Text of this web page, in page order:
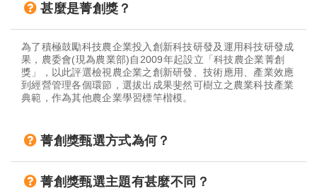
甚麼是菁創獎？
為了積極鼓勵科技農企業投入創新科技研發及運用科技研發成
果，農委會(現為農業部)自2009年起設立「科技農企業菁創
獎」，以此評選檢視農企業之創新研發、技術應用、產業效應
到經營管理各個環節，選拔出成果斐然可樹立之農業科技產業
典範，作為其他農企業學習標竿楷模。
菁創獎甄選方式為何？
菁創獎甄選主題有甚麼不同？